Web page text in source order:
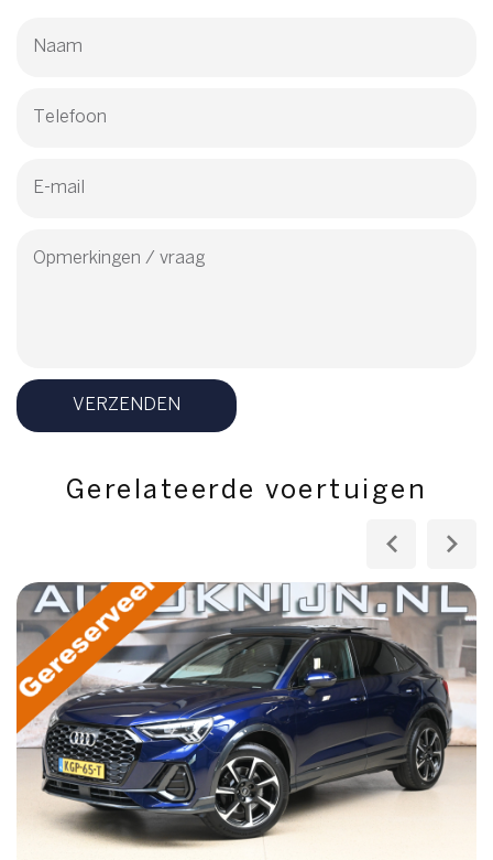
VERZENDEN
Gerelateerde voertuigen